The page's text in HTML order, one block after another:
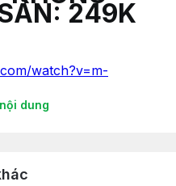
249K
watch?v=m-
tùy địa chỉ và gói
dung